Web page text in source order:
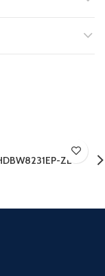
ZE